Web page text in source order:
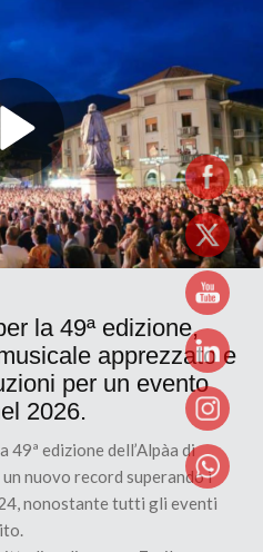
la 49ª edizione,
apprezzato e
per un evento
2026.
49ª edizione dell’Alpàa di
nuovo record superando i
nonostante tutti gli eventi